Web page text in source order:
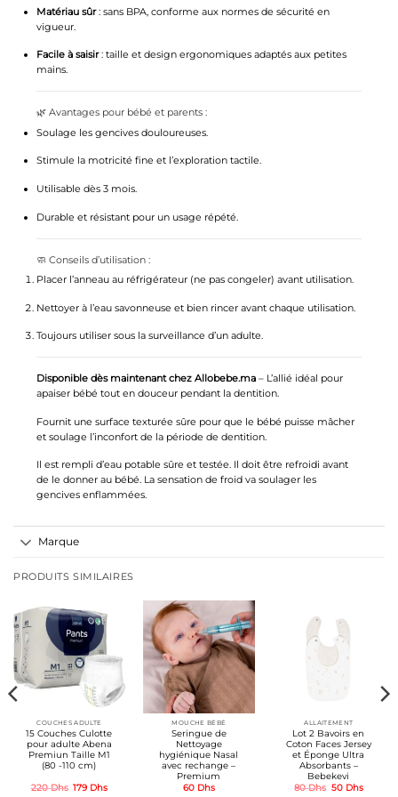
Matériau sûr: sans BPA, conforme aux normes de sécurité en
vigueur.
Facile à saisir: taille et design ergonomiques adaptés aux petites
mains.
🌿 Avantages pour bébé et parents :
Soulage les gencives douloureuses.
Stimule la motricité fine et l’exploration tactile.
Utilisable dès 3 mois.
Durable et résistant pour un usage répété.
🧼 Conseils d’utilisation :
Placer l’anneau au réfrigérateur (ne pas congeler) avant utilisation.
Nettoyer à l’eau savonneuse et bien rincer avant chaque utilisation.
Toujours utiliser sous la surveillance d’un adulte.
Disponible dès maintenant chez Allobebe.ma– L’allié idéal pour
apaiser bébé tout en douceur pendant la dentition.
Fournit une surface texturée sûre pour que le bébé puisse mâcher
et soulage l’inconfort de la période de dentition.
Il est rempli d’eau potable sûre et testée. Il doit être refroidi avant
de le donner au bébé. La sensation de froid va soulager les
gencives enflammées.
Marque
PRODUITS SIMILAIRES
COUCHES ADULTE
15 Couches Culotte
pour adulte Abena
Premiun Taille M1
(80 -110 cm)
220Dhs Le
179 DhsLe
MOUCHE BÉBÉ
Seringue de
Nettoyage
hygiénique Nasal
avec rechange –
Premium
60 Dhs
ALLAITEMENT
Lot 2 Bavoirs en
Coton Faces Jersey
et Éponge Ultra
Absorbants –
Bebekevi
80Dhs Le
50 DhsLe